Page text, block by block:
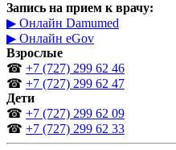
Запись на прием к врачу:
▶ Онлайн Damumed
▶ Онлайн eGov
Взрослые
☎ +7 (727) 299 62 46
☎ +7 (727) 299 62 47
Дети
☎ +7 (727) 299 62 09
☎ +7 (727) 299 62 33